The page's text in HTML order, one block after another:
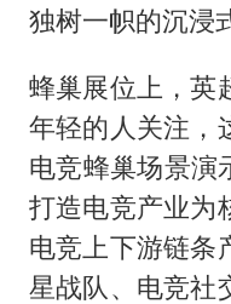
独树一帜的沉浸
蜂巢展位上，英
年轻的人关注，
电竞蜂巢场景演
打造电竞产业为
电竞上下游链条
星战队、电竞社